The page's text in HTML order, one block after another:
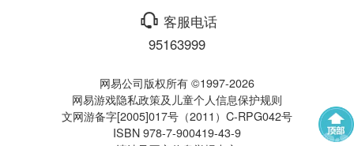
西游》
򰀃 客服电话
95163999
网易公司版权所有 ©1997-2026
网易游戏隐私政策及儿童个人信息保护规则
文网游备字[2005]017号（2011）C-RPG042号
ISBN 978-7-900419-43-9